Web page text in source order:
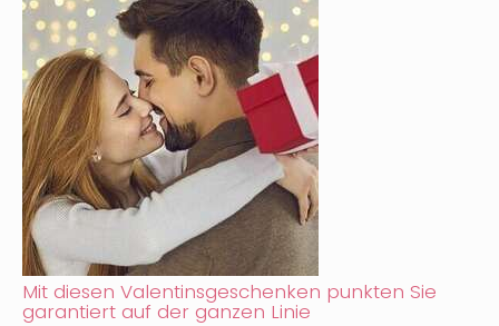
Mit diesen Valentinsgeschenken punkten Sie
garantiert auf der ganzen Linie